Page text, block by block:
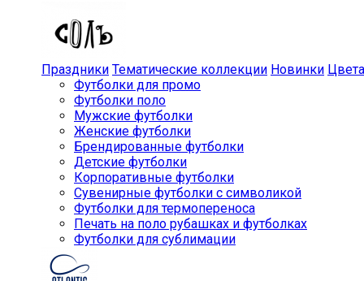
Праздники Тематические коллекции Новинки Цвета
Футболки для промо
Футболки поло
Мужские футболки
Женские футболки
Брендированные футболки
Детские футболки
Корпоративные футболки
Сувенирные футболки с символикой
Футболки для термопереноса
Печать на поло рубашках и футболках
Футболки для сублимации